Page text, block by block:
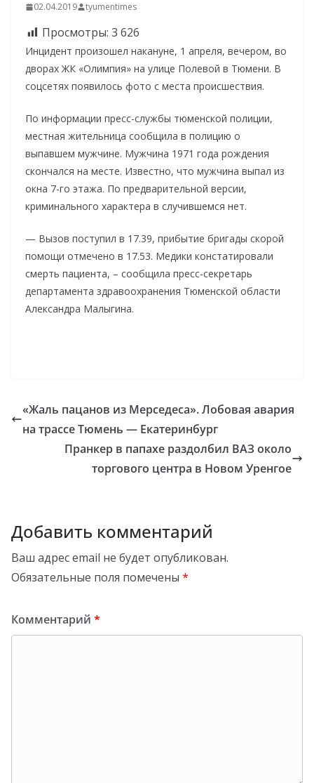
02.04.2019 tyumentimes
Просмотры: 3 626
Инцидент произошел накануне, 1 апреля, вечером, во
дворах ЖК «Олимпия» на улице Полевой в Тюмени. В
соцсетях появилось фото с места происшествия.
По информации пресс-службы тюменской полиции,
местная жительница сообщила в полицию о
выпавшем мужчине. Мужчина 1971 года рождения
скончался на месте. Известно, что мужчина выпал из
окна 7-го этажа. По предварительной версии,
криминального характера в случившемся нет.
— Вызов поступил в 17.39, прибытие бригады скорой
помощи отмечено в 17.53. Медики констатировали
смерть пациента, – сообщила пресс-секретарь
департамента здравоохранения Тюменской области
Александра Малыгина.
«Жаль пацанов из Мерседеса». Лобовая авария
на трассе Тюмень — Екатеринбург
Пранкер в папахе раздолбил ВАЗ около
торгового центра в Новом Уренгое
Добавить комментарий
Ваш адрес email не будет опубликован.
Обязательные поля помечены *
Комментарий *